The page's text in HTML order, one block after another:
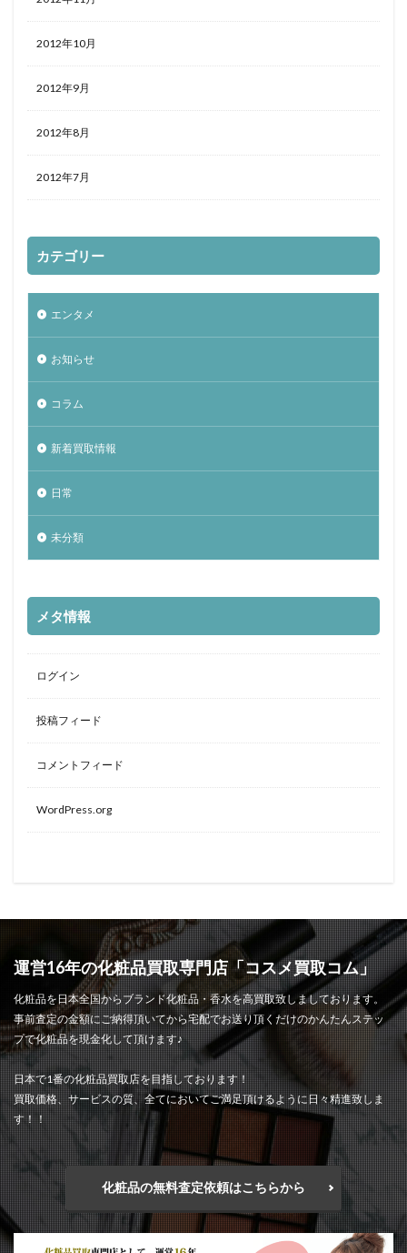
2012年10月
2012年9月
2012年8月
2012年7月
カテゴリー
エンタメ
お知らせ
コラム
新着買取情報
日常
未分類
メタ情報
ログイン
投稿フィード
コメントフィード
WordPress.org
運営16年の化粧品買取専門店「コスメ買取コム」
化粧品を日本全国からブランド化粧品・香水を高買取致しましております。
事前査定の金額にご納得頂いてから宅配でお送り頂くだけのかんたんステッ
プで化粧品を現金化して頂けます♪
日本で1番の化粧品買取店を目指しております！
買取価格、サービスの質、全てにおいてご満足頂けるように日々精進致しま
す！！
化粧品の無料査定依頼はこちらから